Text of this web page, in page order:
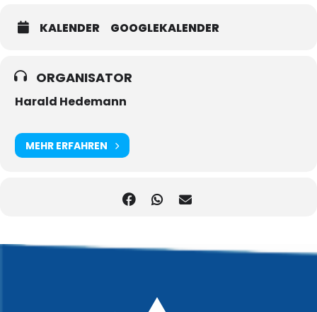
KALENDER GOOGLEKALENDER
ORGANISATOR
Harald Hedemann
MEHR ERFAHREN